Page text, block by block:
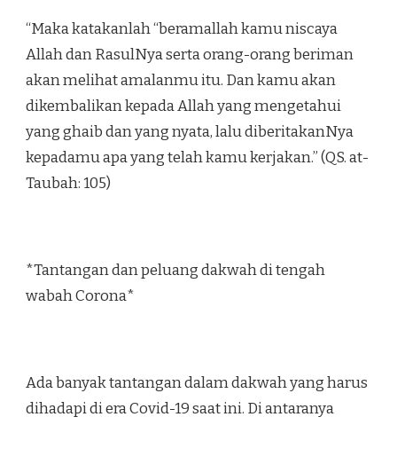
“Maka katakanlah “beramallah kamu niscaya
Allah dan RasulNya serta orang-orang beriman
akan melihat amalanmu itu. Dan kamu akan
dikembalikan kepada Allah yang mengetahui
yang ghaib dan yang nyata, lalu diberitakanNya
kepadamu apa yang telah kamu kerjakan.” (QS. at-
Taubah: 105)
*Tantangan dan peluang dakwah di tengah
wabah Corona*
Ada banyak tantangan dalam dakwah yang harus
dihadapi di era Covid-19 saat ini. Di antaranya